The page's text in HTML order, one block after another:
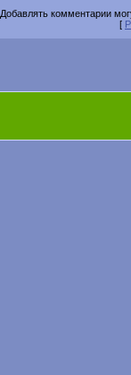
Добавлять комментарии
[